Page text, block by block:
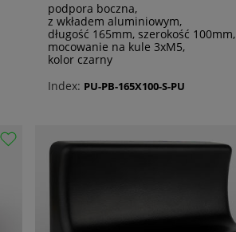
podpora boczna,
z wkładem aluminiowym,
długość 165mm, szerokość 100mm,
mocowanie na kule 3xM5,
kolor czarny
Index: PU-PB-165X100-S-PU